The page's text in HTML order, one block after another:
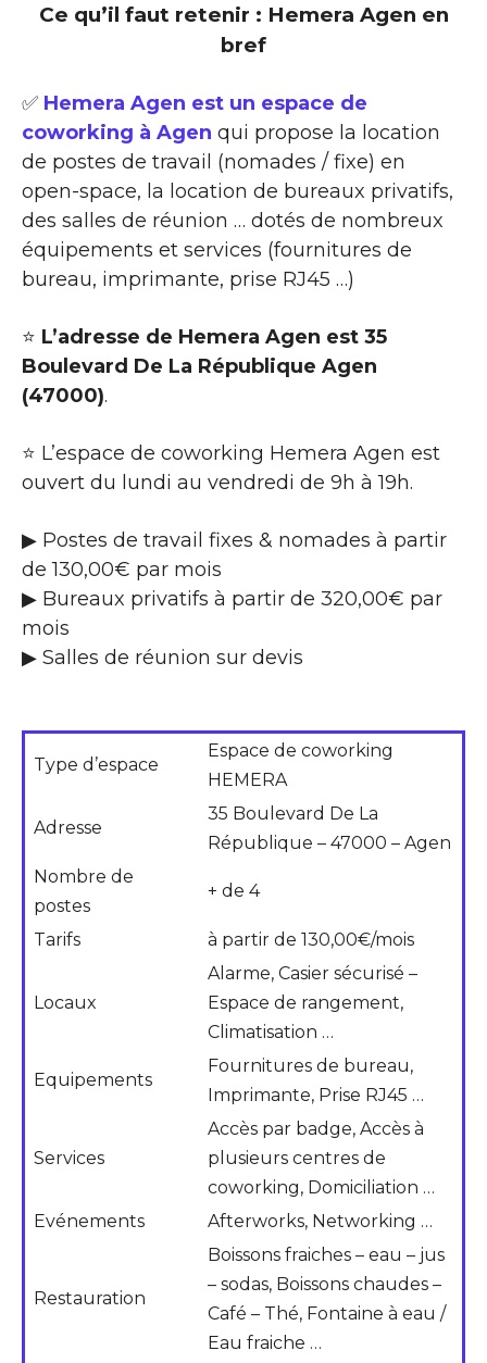
Ce qu’il faut retenir : Hemera Agen en
bref
✅ Hemera Agen est un espace de
coworking à Agen qui propose la location
de postes de travail (nomades / fixe) en
open-space, la location de bureaux privatifs,
des salles de réunion … dotés de nombreux
équipements et services (fournitures de
bureau, imprimante, prise RJ45 …)
⭐ L’adresse de Hemera Agen est 35
Boulevard De La République Agen
(47000).
⭐ L’espace de coworking Hemera Agen est
ouvert du lundi au vendredi de 9h à 19h.
▶ Postes de travail fixes & nomades à partir
de 130,00€ par mois
▶ Bureaux privatifs à partir de 320,00€ par
mois
▶ Salles de réunion sur devis
Type d’espace
Espace de coworking
HEMERA
Adresse
35 Boulevard De La
République – 47000 – Agen
Nombre de
postes
+ de 4
Tarifs à partir de 130,00€/mois
Locaux
Alarme, Casier sécurisé –
Espace de rangement,
Climatisation …
Equipements
Fournitures de bureau,
Imprimante, Prise RJ45 …
Services
Accès par badge, Accès à
plusieurs centres de
coworking, Domiciliation …
Evénements
Afterworks, Networking …
Restauration
Boissons fraiches – eau – jus
– sodas, Boissons chaudes –
Café – Thé, Fontaine à eau /
Eau fraiche …